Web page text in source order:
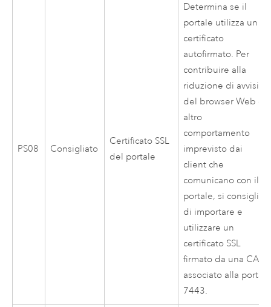
PS08 Consigliato
Certificato SSL
del portale
Determina se il
portale utilizza un
certificato
autofirmato. Per
contribuire alla
riduzione di avvisi
del browser Web o
altro
comportamento
imprevisto dai
client che
comunicano con il
portale, si consiglia
di importare e
utilizzare un
certificato SSL
firmato da una CA
associato alla porta
7443.